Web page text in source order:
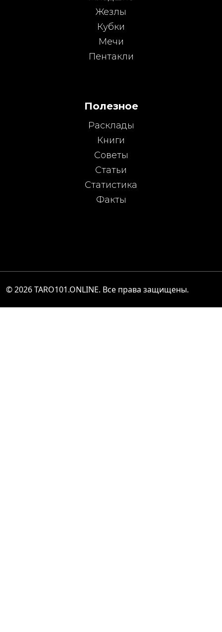
Жезлы
Кубки
Мечи
Пентакли
Полезное
Расклады
Книги
Советы
Статьи
Статистика
Факты
© 2026TARO101.ONLINE. Все права защищены.